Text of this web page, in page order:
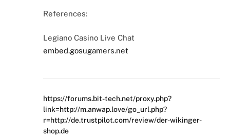
References:
Legiano Casino Live Chat
embed.gosugamers.net
https://forums.bit-tech.net/proxy.php?
link=http://m.anwap.love/go_url.php?
r=http://de.trustpilot.com/review/der-wikinger-
shop.de